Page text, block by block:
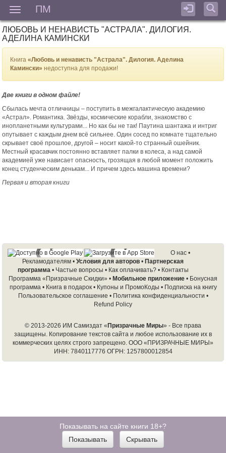
ПМ
ЛЮБОВЬ И НЕНАВИСТЬ "АСТРАЛА". ДИЛОГИЯ.
АДЕЛИНА КАМИНСКИ
Книга«Любовь и ненависть "Астрала". Дилогия. Аделина
Камински» недоступна для продажи!
Две книги в одном файле!
Сбылась мечта отличницы – поступить в межгалактическую академию
«Астрал». Романтика. Звёзды, космические корабли, знакомство с
инопланетными культурами... Но как бы не так! Паутина шантажа и интриг
опутывает с каждым днем всё сильнее. Один сосед по комнате тщательно
скрывает своё прошлое, другой – носит какой-то странный ошейник.
Местный красавчик постоянно вставляет палки в колеса, а над самой
академией уже нависает опасность, грозящая в любой момент положить
конец студенческим денькам... И причем здесь машина времени?
Первая и вторая книги
О нас•
Рекламодателям • Условия для авторов • Партнерская
программа• Частые вопросы • Как оплачивать?• Контакты
Программа «Призрачные Скидки» • Мобильное приложение • Бонусная
программа• Книга в подарок• Купоны и ПромоКоды • Подписка на книгу
Пользовательское соглашение • Политика конфиденциальности •
Refund Policy
© 2013-2026 ИМ Самиздат « Призрачные Миры» - Все права
защищены. Копирование текстов сайта и любое использование их в
коммерческих целях строго запрещено. ООО «ПРИЗРАЧНЫЕ МИРЫ»
ИНН: 7840117776 ОГРН: 1257800012854
Показывать на сайте книги 18+?
Показывать
Скрывать